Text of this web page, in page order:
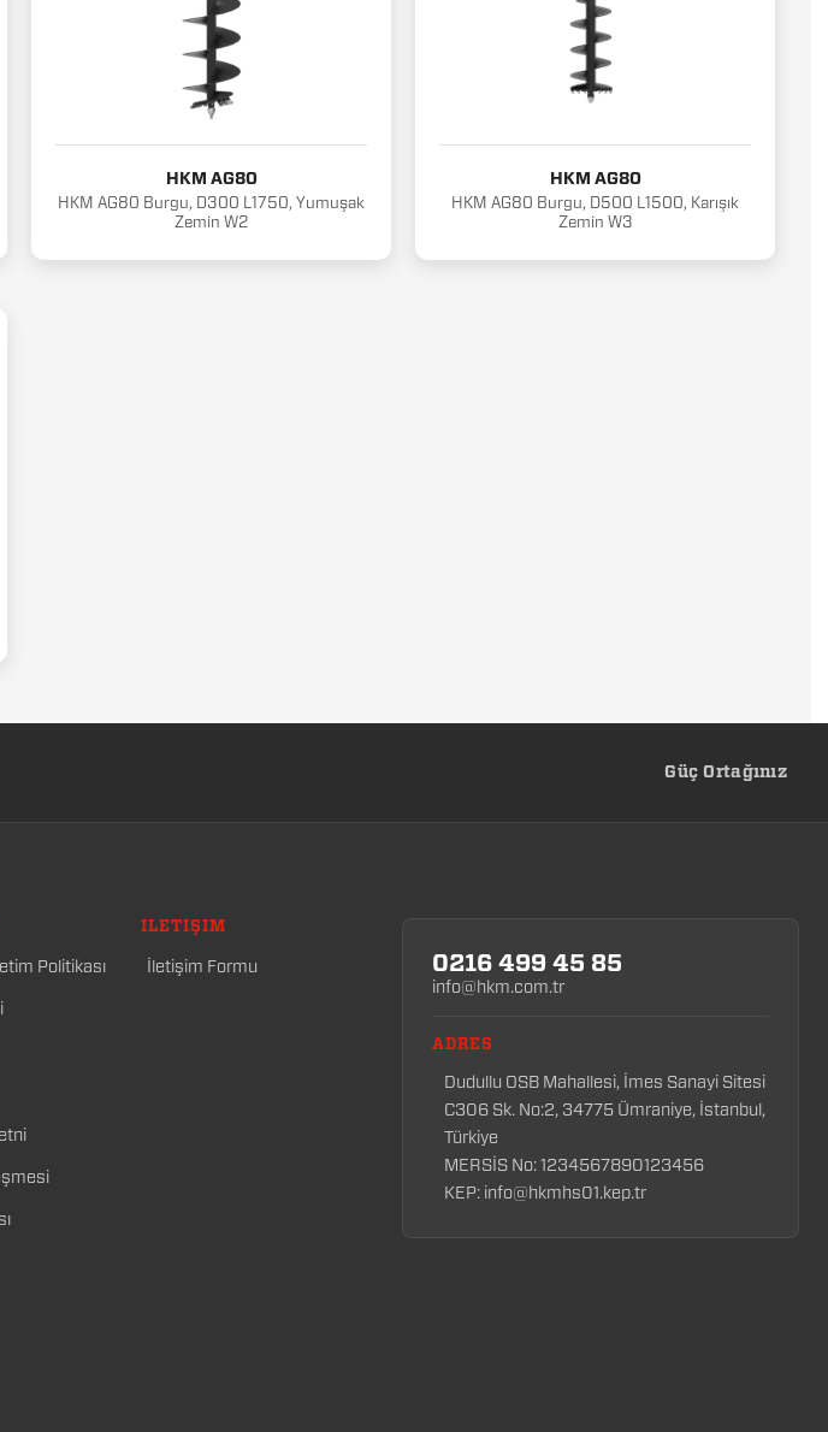
HKM AG80
HKM AG80 Burgu, D300 L1750, Yumuşak
Zemin W2
HKM AG80
HKM AG80 Burgu, D500 L1500, Karışık
Zemin W3
Güç Ortağınız
Politikası
İLETIŞIM
İletişim Formu 0216 499 45 85
info@hkm.com.tr
ADRES
Dudullu OSB Mahallesi, İmes Sanayi Sitesi
C306 Sk. No:2, 34775 Ümraniye, İstanbul,
Türkiye
MERSİS No: 1234567890123456
KEP: info@hkmhs01.kep.tr